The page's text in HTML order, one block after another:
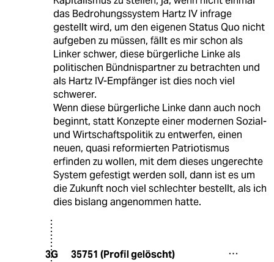
das Bedrohungssystem Hartz IV infrage
gestellt wird, um den eigenen Status Quo nicht
aufgeben zu müssen, fällt es mir schon als
Linker schwer, diese bürgerliche Linke als
politischen Bündnispartner zu betrachten und
als Hartz IV-Empfänger ist dies noch viel
schwerer.
Wenn diese bürgerliche Linke dann auch noch
beginnt, statt Konzepte einer modernen Sozial-
und Wirtschaftspolitik zu entwerfen, einen
neuen, quasi reformierten Patriotismus
erfinden zu wollen, mit dem dieses ungerechte
System gefestigt werden soll, dann ist es um
die Zukunft noch viel schlechter bestellt, als ich
dies bislang angenommen hatte.
3G 35751 (Profil gelöscht)